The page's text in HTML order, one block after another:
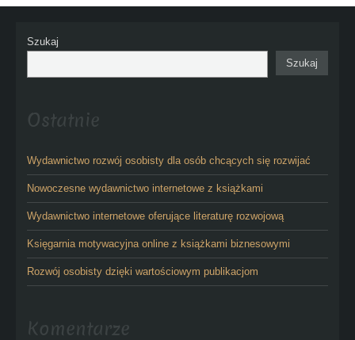
Szukaj
Szukaj
Ostatnie
Wydawnictwo rozwój osobisty dla osób chcących się rozwijać
Nowoczesne wydawnictwo internetowe z książkami
Wydawnictwo internetowe oferujące literaturę rozwojową
Księgarnia motywacyjna online z książkami biznesowymi
Rozwój osobisty dzięki wartościowym publikacjom
Komentarze